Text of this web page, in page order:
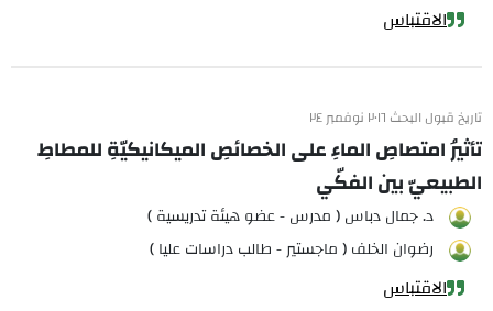
الاقتباس
تاريخ قبول البحث ٢٠١٦ نوفمبر ٢٤
تأثيرُ امتصاصِ الماءِ على الخصائصِ الميكانيكيّةِ للمطاطِ
الطبيعيّ بين الفكّي
د. جمال دباس ( مدرس - عضو هيئة تدريسية )
رضوان الخلف ( ماجستير - طالب دراسات عليا )
الاقتباس